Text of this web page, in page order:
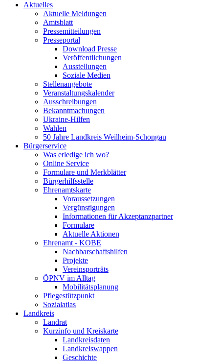
Aktuelles
Aktuelle Meldungen
Amtsblatt
Pressemitteilungen
Presseportal
Download Presse
Veröffentlichungen
Ausstellungen
Soziale Medien
Stellenangebote
Veranstaltungskalender
Ausschreibungen
Bekanntmachungen
Ukraine-Hilfen
Wahlen
50 Jahre Landkreis Weilheim-Schongau
Bürgerservice
Was erledige ich wo?
Online Service
Formulare und Merkblätter
Bürgerhilfsstelle
Ehrenamtskarte
Voraussetzungen
Vergünstigungen
Informationen für Akzeptanzpartner
Formulare
Aktuelle Aktionen
Ehrenamt - KOBE
Nachbarschaftshilfen
Projekte
Vereinsporträts
ÖPNV im Alltag
Mobilitätsplanung
Pflegestützpunkt
Sozialatlas
Landkreis
Landrat
Kurzinfo und Kreiskarte
Landkreisdaten
Landkreiswappen
Geschichte